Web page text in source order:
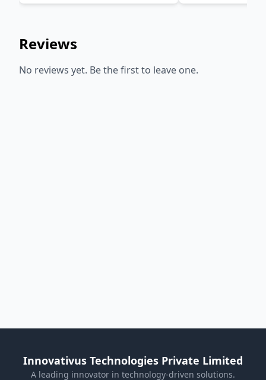
Learning
Reviews
No reviews yet. Be the first to leave one.
Innovativus Technologies Private Limited
A leading innovator in technology-driven solutions.